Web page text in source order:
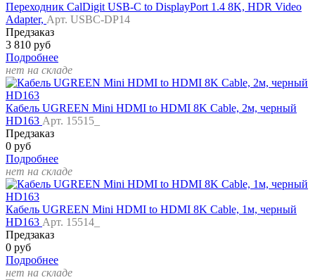
Переходник CalDigit USB-C to DisplayPort 1.4 8K, HDR Video
Adapter, Арт. USBC-DP14
Предзаказ
3 810 руб
Подробнее
нет на складе
Кабель UGREEN Mini HDMI to HDMI 8K Cable, 2м, черный
HD163 Арт. 15515_
Предзаказ
0 руб
Подробнее
нет на складе
Кабель UGREEN Mini HDMI to HDMI 8K Cable, 1м, черный
HD163 Арт. 15514_
Предзаказ
0 руб
Подробнее
нет на складе